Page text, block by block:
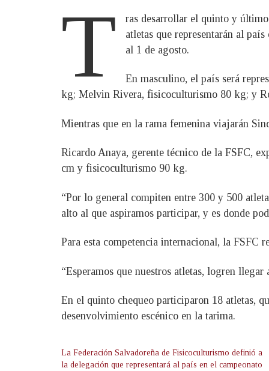
T
ras desarrollar el quinto y
atletas que representarán al
al 1 de agosto.
En masculino, el país será
kg; Melvin Rivera, fisicoculturismo 80 kg; y
Mientras que en la rama femenina viajarán
Ricardo Anaya, gerente técnico de la FSFC,
cm y fisicoculturismo 90 kg.
“Por lo general compiten entre 300 y 500
alto al que aspiramos participar, y es donde
Para esta competencia internacional, la
“Esperamos que nuestros atletas, logren
En el quinto chequeo participaron 18 atletas,
desenvolvimiento escénico en la tarima.
La Federación Salvadoreña de Fisicoculturismo definió a
la delegación que representará al país en el campeonato